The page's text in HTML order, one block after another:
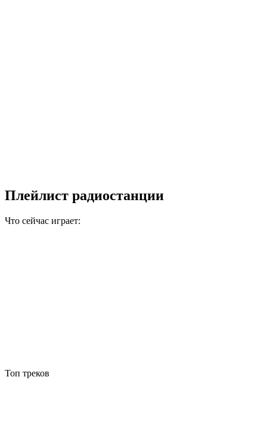
Плейлист радиостанции
Что сейчас играет:
Топ треков